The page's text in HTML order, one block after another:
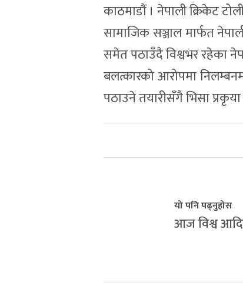
काठमाडौं । नेपाली क्रिकेट
सामाजिक सञ्जाल मार्फत
समेत पठाउँदै विश्वभर रहेका
बलत्कारको आरोपमा
पठाउने तयारीसँगै भिसा
यो पनि पढ्नुहोस
आज विश्व